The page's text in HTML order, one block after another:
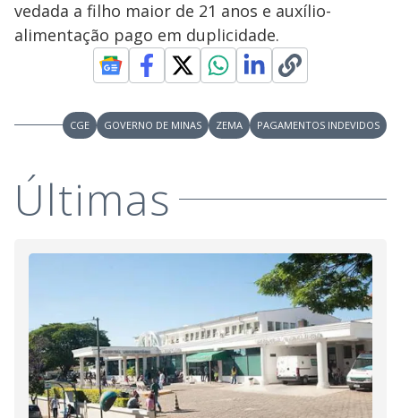
vedada a filho maior de 21 anos e auxílio-
alimentação pago em duplicidade.
CGE GOVERNO DE MINAS ZEMA PAGAMENTOS INDEVIDOS
Últimas